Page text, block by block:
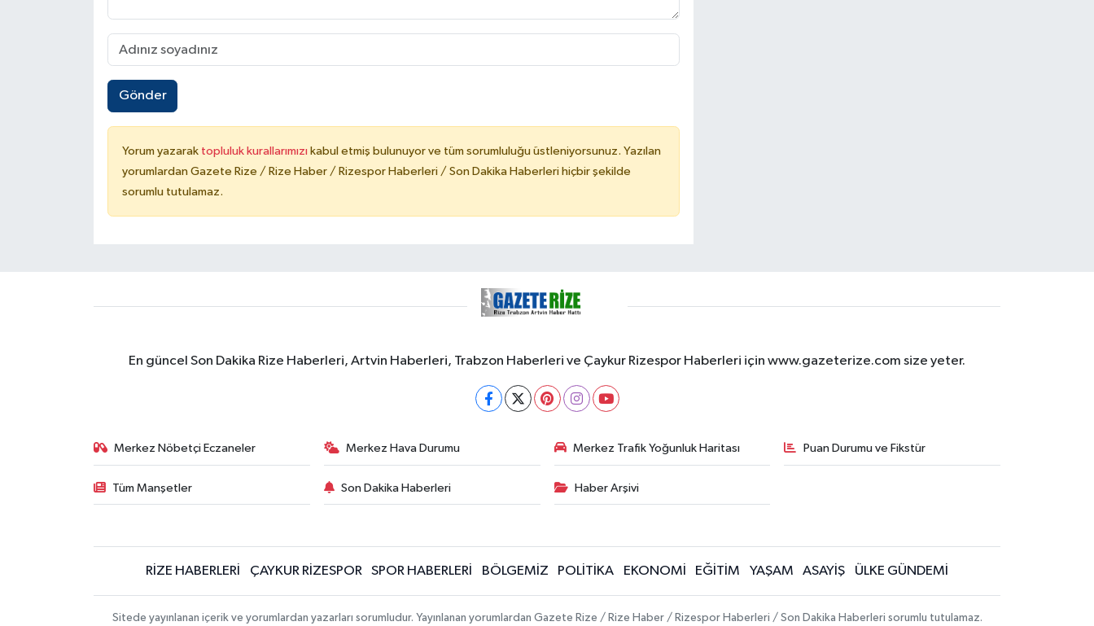
Gönder
Yorum yazarak topluluk kurallarımızı kabul etmiş bulunuyor ve tüm sorumluluğu üstleniyorsunuz. Yazılan
yorumlardan Gazete Rize / Rize Haber / Rizespor Haberleri / Son Dakika Haberleri hiçbir şekilde
sorumlu tutulamaz.
En güncel Son Dakika Rize Haberleri, Artvin Haberleri, Trabzon Haberleri ve Çaykur Rizespor Haberleri için www.gazeterize.com size yeter.
Merkez Nöbetçi Eczaneler Merkez Hava Durumu Merkez Trafik Yoğunluk Haritası Puan Durumu ve Fikstür
Tüm Manşetler Son Dakika Haberleri Haber Arşivi
RİZE HABERLERİ ÇAYKUR RİZESPOR SPOR HABERLERİ BÖLGEMİZ POLİTİKA EKONOMİ EĞİTİM YAŞAM ASAYİŞ ÜLKE GÜNDEMİ
Sitede yayınlanan içerik ve yorumlardan yazarları sorumludur. Yayınlanan yorumlardan Gazete Rize / Rize Haber / Rizespor Haberleri / Son Dakika Haberleri sorumlu tutulamaz.